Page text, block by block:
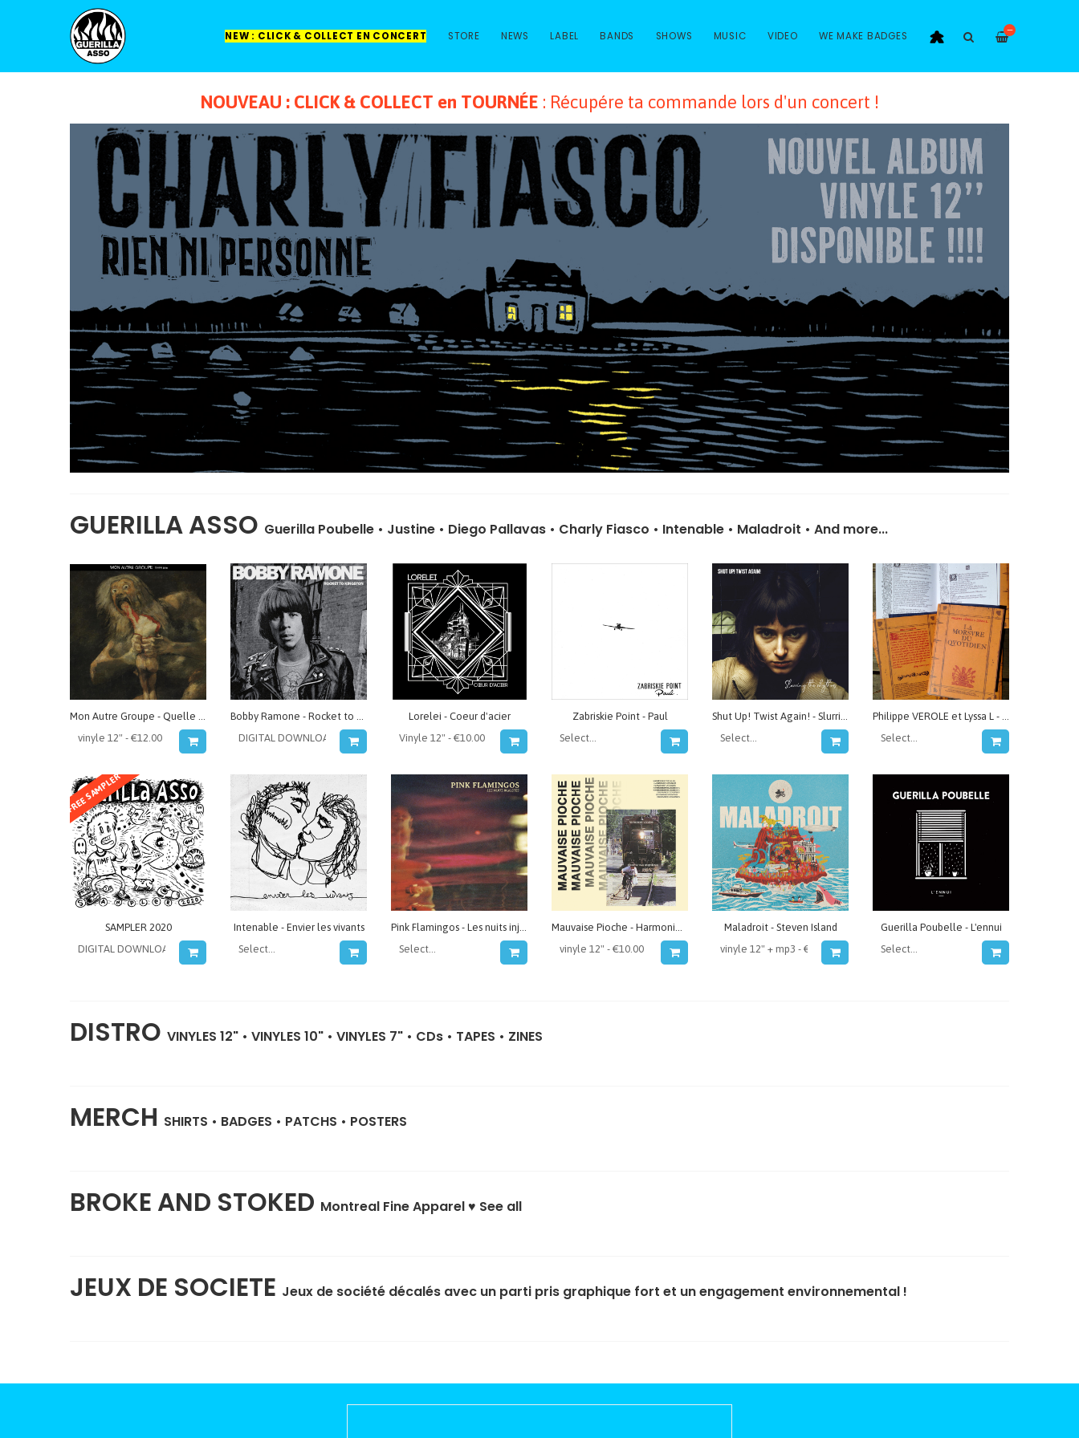
—
NEW : CLICK & COLLECT EN CONCERT STORE NEWS LABEL BANDS SHOWS MUSIC VIDEO WE MAKE BADGES
NOUVEAU : CLICK & COLLECT en TOURNÉE : Récupére ta commande lors d'un concert !
GUERILLA ASSO Guerilla Poubelle • Justine • Diego Pallavas • Charly Fiasco • Intenable • Maladroit • And more...
Lorelei - Coeur d'acier Zabriskie Point - Paul
FREE SAMPLER
SAMPLER 2020 Intenable - Envier les vivants Maladroit - Steven Island Guerilla Poubelle - L'ennui
DISTRO VINYLES 12" • VINYLES 10" • VINYLES 7" • CDs • TAPES • ZINES
MERCH SHIRTS • BADGES • PATCHS • POSTERS
BROKE AND STOKED Montreal Fine Apparel ♥ See all
JEUX DE SOCIETE Jeux de société décalés avec un parti pris graphique fort et un engagement environnemental !